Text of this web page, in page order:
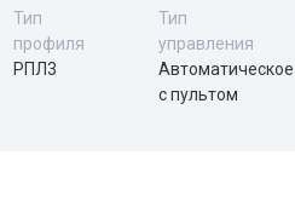
Тип
профиля
Тип
управления
РПЛ3
Автоматическое
с пультом